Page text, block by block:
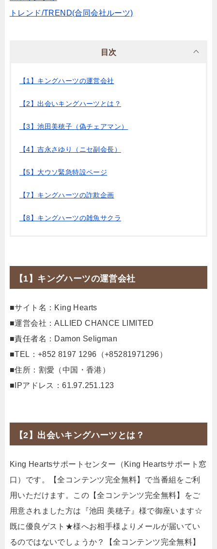
トレンド/TREND(合同会社ルーツ)
目次
【1】キングハーツの運営会社
【2】出会いキングハーツとは？
【3】池田美穂子（偽チェアマン）
【4】吉永さゆり（ニセ副会長）
【5】大ウソ緊急特設ページ
【7】キングハーツの詐欺企画
【8】キングハーツの雑魚サクラ
【1】キングハーツの運営会社
■サイト名：King Hearts
■運営会社：ALLIED CHANCE LIMITED
■責任者名：Damon Seligman
■TEL：+852 8197 1296（+85281971296）
■住所：割愛（中国・香港）
■IPアドレス：61.97.251.123
【2】出会いキングハーツとは？
King Heartsサポートセンター（King Heartsサポート窓
口）です。【全コンテンツ完全無料】で当番組をご利
用いただけます。この【全コンテンツ完全無料】をご
用意されました方は『池田 美穂子』様で御座います☆
既に優良ゲスト★様へお相手様よりメールが届いてい
るのではないでしょうか？【全コンテンツ完全無料】